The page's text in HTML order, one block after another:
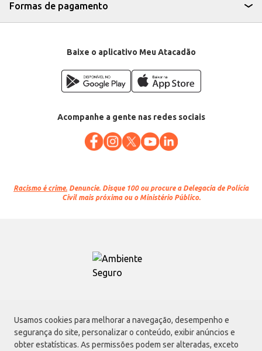
Usamos cookies para melhorar a navegação, desempenho e
segurança do site, personalizar o conteúdo, exibir anúncios e
obter estatísticas. As permissões podem ser alteradas, exceto
Formas de pagamento
Baixe o aplicativo Meu Atacadão
Acompanhe a gente nas redes sociais
Racismo é crime. Denuncie. Disque 100 ou procure a Delegacia de Polícia
Civil mais próxima ou o Ministério Público.
Atacadão S.A.
Avenida Morvan Dias de Figueiredo, 6169, Vila Maria, São Paulo - SP | CEP
02170-901 | CNPJ: 75.315.333/0001-09